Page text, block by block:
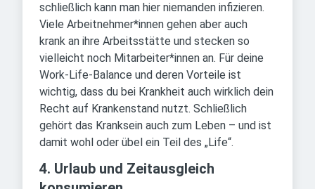
schließlich kann man hier niemanden infizieren.
Viele Arbeitnehmer*innen gehen aber auch
krank an ihre Arbeitsstätte und stecken so
vielleicht noch Mitarbeiter*innen an. Für deine
Work-Life-Balance und deren Vorteile ist
wichtig, dass du bei Krankheit auch wirklich dein
Recht auf Krankenstand nutzt. Schließlich
gehört das Kranksein auch zum Leben – und ist
damit wohl oder übel ein Teil des „Life“.
4. Urlaub und Zeitausgleich